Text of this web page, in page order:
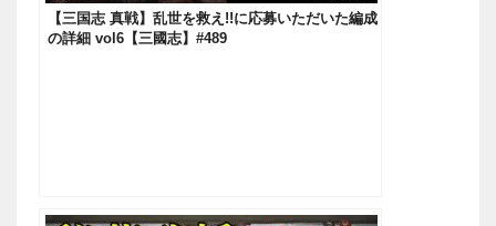
【三国志 真戦】乱世を救え!!に応募いただいた編成
の詳細 vol6【三國志】#489